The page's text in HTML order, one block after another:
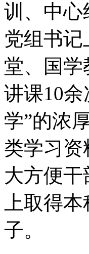
训、中心
党组书
堂、国学
讲课10
学”的浓
类学习
大方便
上取得
子。